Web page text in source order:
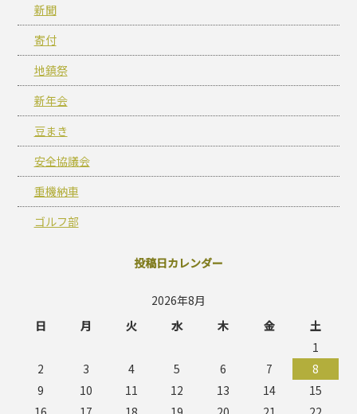
新聞
寄付
地鎮祭
新年会
豆まき
安全協議会
重機納車
ゴルフ部
投稿日カレンダー
2026年8月
日
月 火 水 木 金
土
1
2
3 4 5 6 7
8
9
10 11 12 13 14
15